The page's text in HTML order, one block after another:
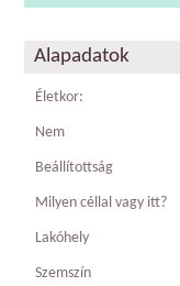
Alapadatok
Életkor:
Nem
Beállítottság
Milyen céllal vagy itt?
Lakóhely
Szemszín